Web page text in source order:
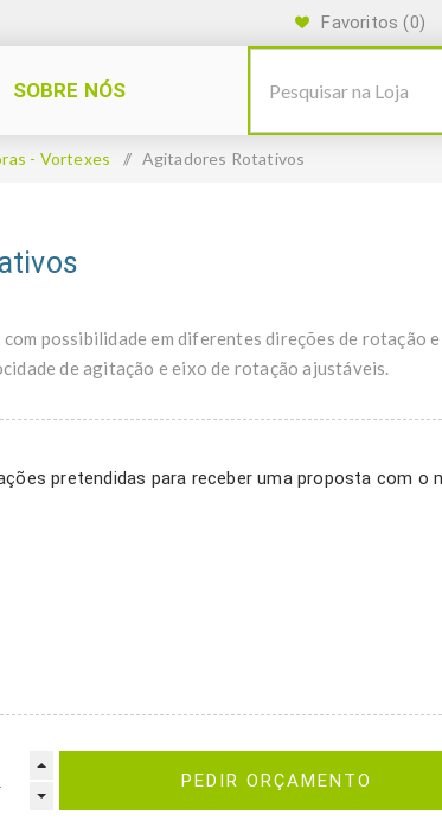
Favoritos (0)
SOBRE NÓS
- Vortexes / Agitadores Rotativos
possibilidade em diferentes direções de rotação
de agitação e eixo de rotação ajustáveis.
pretendidas para receber uma proposta com o
PEDIR ORÇAMENTO